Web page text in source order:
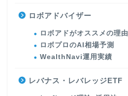
ロボアドバイザー
ロボアドがオススメの理由
ロボプロのAI相場予測
WealthNavi運用実績
レバナス・レバレッジETF